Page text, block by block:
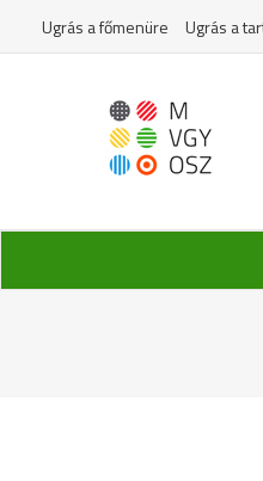
Ugrás a főmenüre Ugrás a